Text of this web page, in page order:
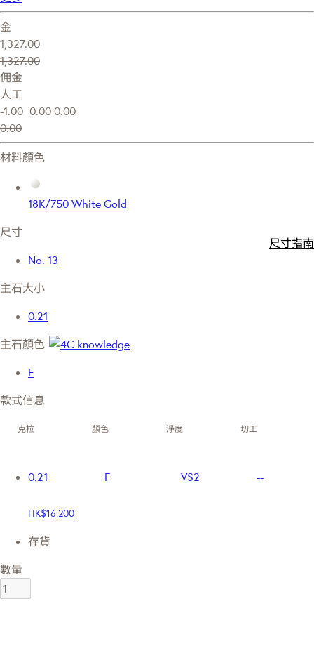
金
1,327.00
1,327.00
佣金
人工
-1.00 0.000.00
0.00
材料顏色
18K/750 White Gold
尺寸
尺寸指南
No. 13
主石大小
0.21
主石顏色
F
款式信息
克拉 顏色 淨度 切工
0.21 F VS2 --
HK$16,200
存貨
數量